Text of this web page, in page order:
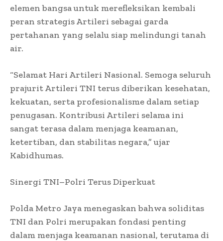
elemen bangsa untuk merefleksikan kembali
peran strategis Artileri sebagai garda
pertahanan yang selalu siap melindungi tanah
air.
“Selamat Hari Artileri Nasional. Semoga seluruh
prajurit Artileri TNI terus diberikan kesehatan,
kekuatan, serta profesionalisme dalam setiap
penugasan. Kontribusi Artileri selama ini
sangat terasa dalam menjaga keamanan,
ketertiban, dan stabilitas negara,” ujar
Kabidhumas.
Sinergi TNI–Polri Terus Diperkuat
Polda Metro Jaya menegaskan bahwa soliditas
TNI dan Polri merupakan fondasi penting
dalam menjaga keamanan nasional, terutama di